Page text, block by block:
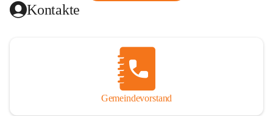
Kontakte
Gemeindevorstand